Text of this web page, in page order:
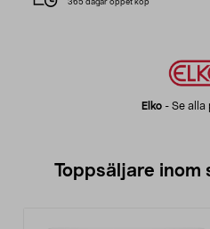
Elko - Se alla
365 dagar öppet köp
Toppsäljare inom